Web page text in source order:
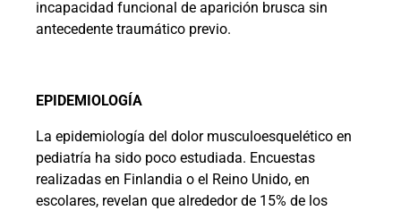
incapacidad funcional de aparición brusca sin
antecedente traumático previo.
EPIDEMIOLOGÍA
La epidemiología del dolor musculoesquelético en
pediatría ha sido poco estudiada. Encuestas
realizadas en Finlandia o el Reino Unido, en
escolares, revelan que alrededor de 15% de los